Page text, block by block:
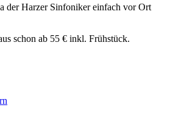
der Harzer Sinfoniker einfach vor Ort
schon ab 55 € inkl. Frühstück.